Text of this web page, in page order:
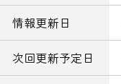
情報更新日
次回更新予定日